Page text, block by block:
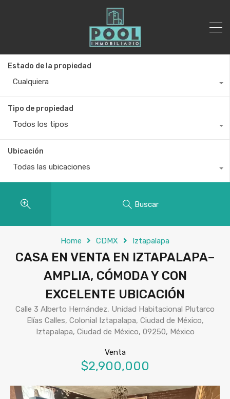
Estado de la propiedad
Cualquiera
Tipo de propiedad
Todos los tipos
Ubicación
Todas las ubicaciones
Buscar
Home CDMX Iztapalapa
CASA EN VENTA EN IZTAPALAPA–
AMPLIA, CÓMODA Y CON
EXCELENTE UBICACIÓN
Calle 3 Alberto Hernández, Unidad Habitacional Plutarco
Elías Calles, Colonial Iztapalapa, Ciudad de México,
Iztapalapa, Ciudad de México, 09250, México
Venta
$2,900,000